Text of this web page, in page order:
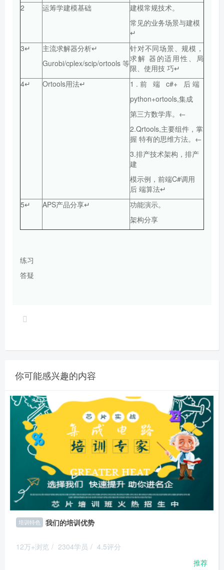
2
运筹学建模基础
建模常规技术。
常见的业务场景与建模
↵
3↵
主流求解器分析↵
Gurobi/cplex/scip/ortools 等
针对不同场景、规模，
求解 器的适用性、局
限、使用技 巧↵
4↵
Ortools用法↵
1 . 前 端 c#+ 后 端
python+ortools,集成
第三方数学库。←
2.Qrtools,主要组件，掌
握 特有的思维方法。←
3.排产技术架构，排产
建
模示例，前端C#调用
后 端算法↵
5↵
APS产品分享↵
功能演示。
架构分享
练习
答疑
你可能感兴趣的内容
培训特色 我们的培训优势
12万+浏览 / 2304学员 / 4.5评分
推荐